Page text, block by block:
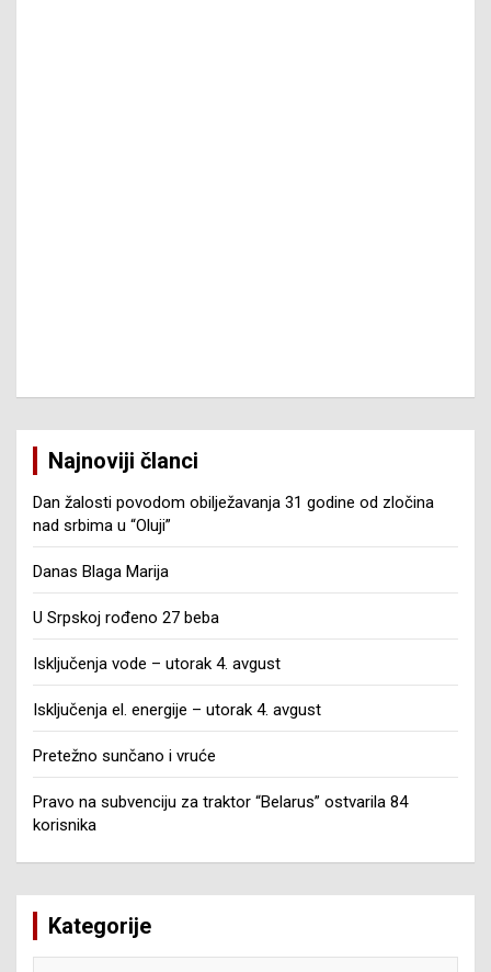
Najnoviji članci
Dan žalosti povodom obilježavanja 31 godine od zločina
nad srbima u “Oluji”
Danas Blaga Marija
U Srpskoj rođeno 27 beba
Isključenja vode – utorak 4. avgust
Isključenja el. energije – utorak 4. avgust
Pretežno sunčano i vruće
Pravo na subvenciju za traktor “Belarus” ostvarila 84
korisnika
Kategorije